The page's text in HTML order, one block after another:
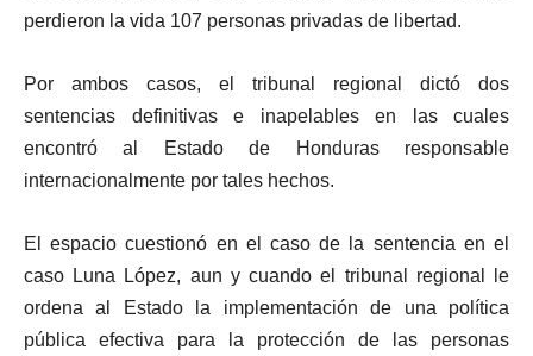
perdieron la vida 107 personas privadas de libertad.
Por ambos casos, el tribunal regional dictó dos
sentencias definitivas e inapelables en las cuales
encontró al Estado de Honduras responsable
internacionalmente por tales hechos.
El espacio cuestionó en el caso de la sentencia en el
caso Luna López, aun y cuando el tribunal regional le
ordena al Estado la implementación de una política
pública efectiva para la protección de las personas